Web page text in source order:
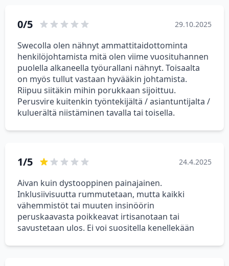
0/5 29.10.2025
Swecolla olen nähnyt ammattitaidottominta
henkilöjohtamista mitä olen viime vuosituhannen
puolella alkaneella työurallani nähnyt. Toisaalta
on myös tullut vastaan hyvääkin johtamista.
Riipuu siitäkin mihin porukkaan sijoittuu.
Perusvire kuitenkin työntekijältä / asiantuntijalta /
kuluerältä niistäminen tavalla tai toisella.
1/5 24.4.2025
Aivan kuin dystooppinen painajainen.
Inklusiivisuutta rummutetaan, mutta kaikki
vähemmistöt tai muuten insinöörin
peruskaavasta poikkeavat irtisanotaan tai
savustetaan ulos. Ei voi suositella kenellekään